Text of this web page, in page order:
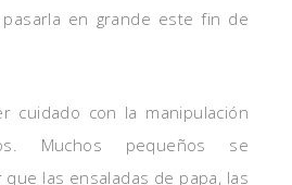
en grande este fin de
cuidado con la manipulación
Muchos pequeños se
las ensaladas de papa, las